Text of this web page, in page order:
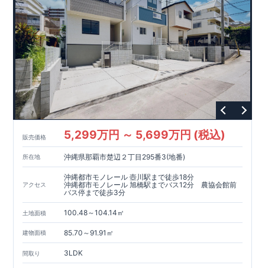
販売価格 5,299万円 ～ 5,699万円 (税込)
所在地 沖縄県那覇市楚辺２丁目295番3(地番)
アクセス
沖縄都市モノレール 壺川駅まで徒歩18分
沖縄都市モノレール 旭橋駅までバス12分 農協会館前
バス停まで徒歩3分
土地面積 100.48～104.14㎡
建物面積 85.70～91.91㎡
間取り 3LDK